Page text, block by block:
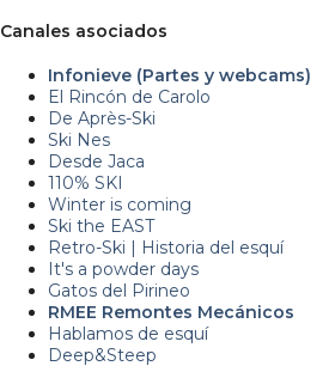
Canales asociados
Infonieve (Partes y webcams)
El Rincón de Carolo
De Après-Ski
Ski Nes
Desde Jaca
110% SKI
Winter is coming
Ski the EAST
Retro-Ski | Historia del esquí
It's a powder days
Gatos del Pirineo
RMEE Remontes Mecánicos
Hablamos de esquí
Deep&Steep